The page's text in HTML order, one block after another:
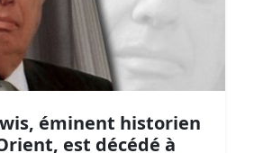
éminent historien
est décédé à